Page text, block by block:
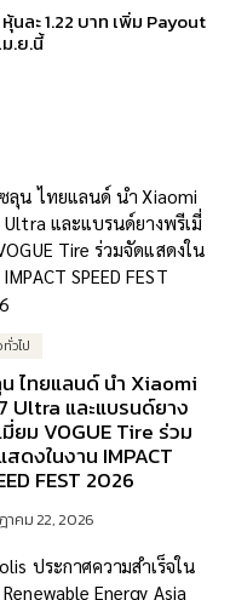
ละ 1.22 บาท เพิ่ม Payout
.ย.นี้
ทั่วไป
ไทยแลนด์ นำ Xiaomi
Ultra และแบรนด์ยาง
ยม VOGUE Tire ร่วม
ดงในงาน IMPACT
FEST 2026
าคม 22, 2026